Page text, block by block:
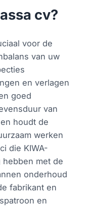
cv?
voor de
van uw
en verlagen
goed
van
houdt de
werken
die KIWA-
met de
onderhoud
fabrikant en
en